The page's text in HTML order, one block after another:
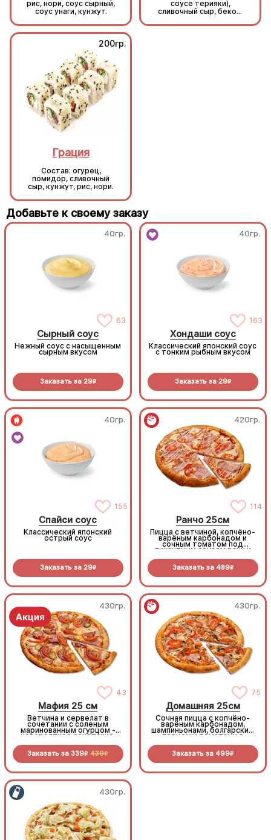
рис, нори, соус сырный,
соус унаги, кунжут.
соусе терияки),
сливочный сыр, бекон,
зеленый лук, соус Том
200гр.
Грация
Состав: огурец,
помидор, сливочный
сыр, кунжут, рис, нори.
Добавьте к своему заказу
40гр.
63
Сырный соус
Нежный соус с насыщенным
сырным вкусом
Заказать за 29R
40гр.
163
Хондаши соус
Классический японский соус
с тонким рыбным вкусом
Заказать за 29R
40гр.
155
Спайси соус
Классический японский
острый соус
Заказать за 29R
420гр.
114
Ранчо 25см
Пицца с ветчиной, копчёно-
варёным карбонадом и
сочным томатом под
пикантным соусом ранч и
Заказать за 489R
430гр.
43
Мафия 25 см
Ветчина и сервелат в
сочетании с соленым
маринованным огурцом -
невероятное сочетание,
Заказать за 339R 439R
430гр.
75
Домашняя 25см
Сочная пицца с копчёно-
варёным карбонадом,
шампиньонами, болгарским
перцем и томатами с
Заказать за 499R
430гр.